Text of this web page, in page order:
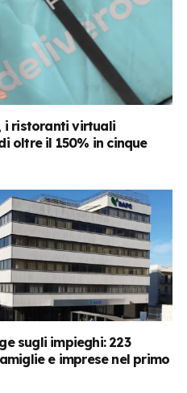
i ristoranti virtuali
oltre il 150% in cinque
sugli impieghi: 223
e imprese nel primo